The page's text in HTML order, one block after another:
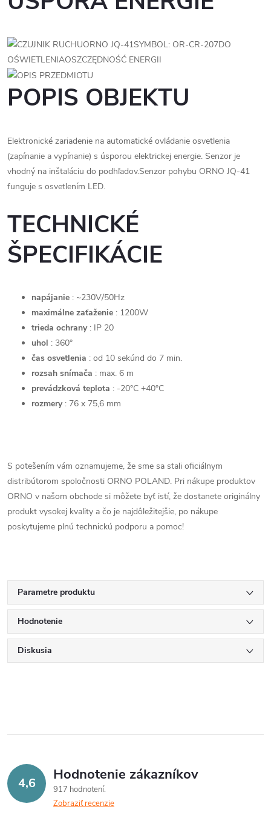
POPIS OBJEKTU
Elektronické zariadenie na automatické ovládanie osvetlenia
(zapínanie a vypínanie) s úsporou elektrickej energie. Senzor je
vhodný na inštaláciu do podhľadov.Senzor pohybu ORNO JQ-41
funguje s osvetlením LED.
TECHNICKÉ
ŠPECIFIKÁCIE
napájanie : ~230V/50Hz
maximálne zaťaženie : 1200W
trieda ochrany : IP 20
uhol : 360°
čas osvetlenia : od 10 sekúnd do 7 min.
rozsah snímača : max. 6 m
prevádzková teplota : -20°C +40°C
rozmery : 76 x 75,6 mm
S potešením vám oznamujeme, že sme sa stali oficiálnym
distribútorom spoločnosti ORNO POLAND. Pri nákupe produktov
ORNO v našom obchode si môžete byť istí, že dostanete originálny
produkt vysokej kvality a čo je najdôležitejšie, po nákupe
poskytujeme plnú technickú podporu a pomoc!
Parametre produktu
Hodnotenie
Diskusia
4,6 Hodnotenie zákazníkov
917 hodnotení
Zobraziť recenzie